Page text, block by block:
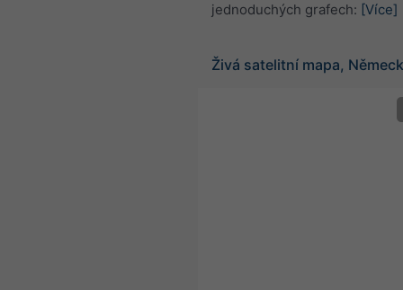
jednoduchých grafech: [Více]
Živá satelitní mapa,